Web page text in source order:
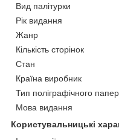
Вид палітурки
Рік видання
Жанр
Кількість сторінок
Стан
Країна виробник
Тип поліграфічного
Мова видання
Користувальницькі